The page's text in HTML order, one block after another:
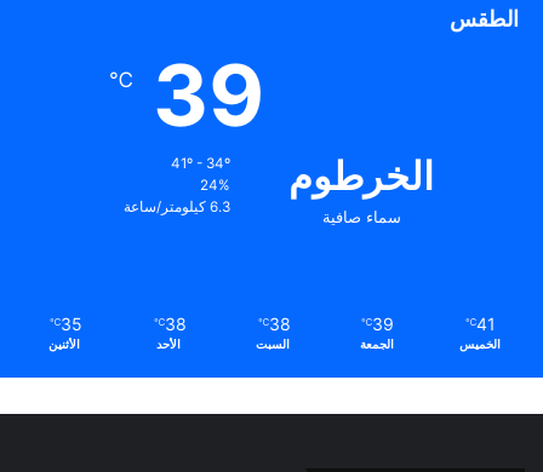
الطقس
الخرطوم
سماء صافية
39
℃
24%
6.3 كيلومتر/ساعة
41
℃
الخميس
39
℃
الجمعة
38
℃
السبت
38
℃
الأحد
35
℃
الأثنين